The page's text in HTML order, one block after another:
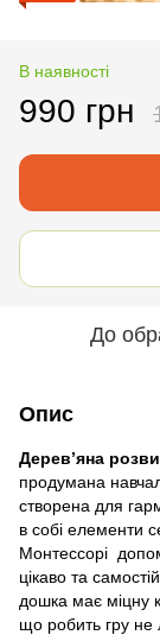
В наявності
990 грн
До
Опис
Дерев’яна
продумана
створена для
в собі елементи
Монтессорі
цікаво та
дошка має міцну
що робить гру